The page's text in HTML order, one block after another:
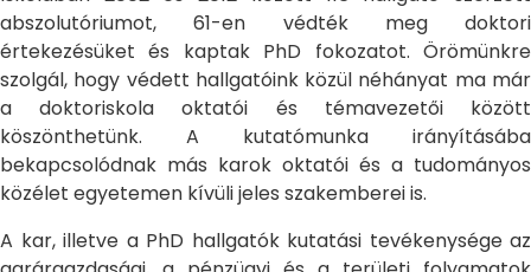
abszolutóriumot, 61-en védték meg doktori
értekezésüket és kaptak PhD fokozatot. Örömünkre
szolgál, hogy védett hallgatóink közül néhányat ma már
a doktoriskola oktatói és témavezetői között
köszönthetünk. A kutatómunka irányításába
bekapcsolódnak más karok oktatói és a tudományos
közélet egyetemen kívüli jeles szakemberei is.
A kar, illetve a PhD hallgatók kutatási tevékenysége az